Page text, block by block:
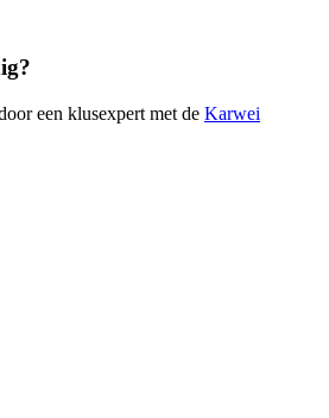
een klusexpert met de Karwei